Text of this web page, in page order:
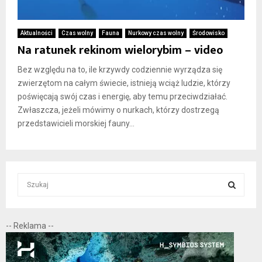
Aktualności Czas wolny Fauna Nurkowy czas wolny Środowisko
Na ratunek rekinom wielorybim – video
Bez względu na to, ile krzywdy codziennie wyrządza się
zwierzętom na całym świecie, istnieją wciąż ludzie, którzy
poświęcają swój czas i energię, aby temu przeciwdziałać.
Zwłaszcza, jeżeli mówimy o nurkach, którzy dostrzegą
przedstawicieli morskiej fauny...
c
h
f
E
A
-- Reklama --